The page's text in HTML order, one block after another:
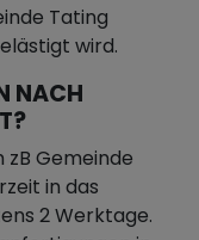
Tating
wird.
NACH
Gemeinde
in das
2 Werktage.